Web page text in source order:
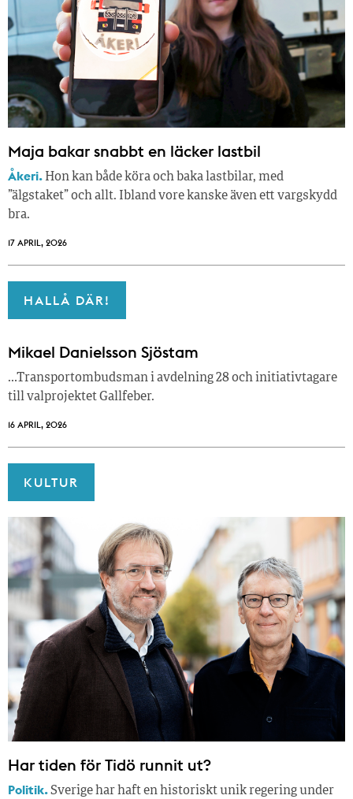
Maja bakar snabbt en läcker lastbil
Åkeri. Hon kan både köra och baka lastbilar, med
”älgstaket” och allt. Ibland vore kanske även ett vargskydd
bra.
17 APRIL, 2026
HALLÅ DÄR!
Mikael Danielsson Sjöstam
…Transportombudsman i avdelning 28 och initiativtagare
till valprojektet Gallfeber.
16 APRIL, 2026
KULTUR
Har tiden för Tidö runnit ut?
Politik.Sverige har haft en historiskt unik regering under